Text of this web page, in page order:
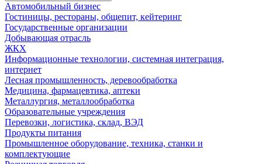
Автомобильный бизнес
Гостиницы, рестораны, общепит, кейтеринг
Государственные организации
Добывающая отрасль
ЖКХ
Информационные технологии, системная интеграция,
интернет
Лесная промышленность, деревообработка
Медицина, фармацевтика, аптеки
Металлургия, металлообработка
Образовательные учреждения
Перевозки, логистика, склад, ВЭД
Продукты питания
Промышленное оборудование, техника, станки и
комплектующие